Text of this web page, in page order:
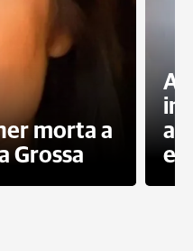
morta a
Grossa